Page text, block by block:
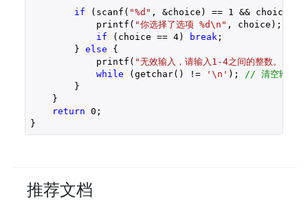
if (scanf( "%d" , &choice) == 1
&& choice
            printf(
"你选择了选项 %d\n" , choice);
if (choice == 4) break ;
        }
else {
            printf(
"无效输入，请输入1-4之间的整数。\n"
while (getchar() != '\n' );
// 清空输入缓
        }
    }
return 0 ;
}
推荐文档